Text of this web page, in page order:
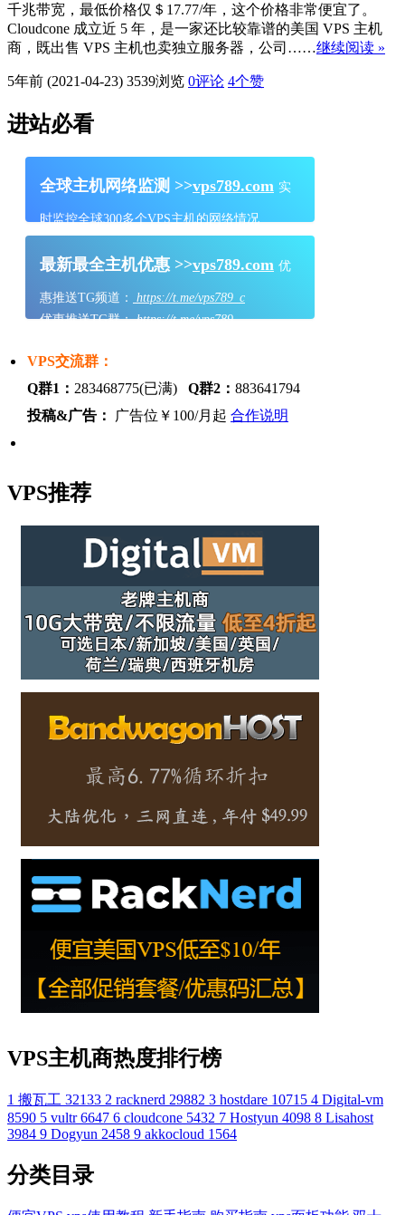
千兆带宽，最低价格仅＄17.77/年，这个价格非常便宜了。
Cloudcone 成立近 5 年，是一家还比较靠谱的美国 VPS 主机
商，既出售 VPS 主机也卖独立服务器，公司……继续阅读 »
5年前 (2021-04-23) 3539浏览 0评论 4个赞
进站必看
全球主机网络监测 >>vps789.com 实
时监控全球300多个VPS主机的网络情况
最新最全主机优惠 >>vps789.com 优
惠推送TG频道：
https://t.me/vps789_c
优惠推送TG群：https://t.me/vps789
VPS交流群：
Q群1： 283468775(已满) Q群2： 883641794
投稿&广告：
广告位￥100/月起 合作说明
VPS推荐
VPS主机商热度排行榜
1 搬瓦工 32133 2 racknerd 29882 3 hostdare 10715 4 Digital-vm
8590 5 vultr 6647 6 cloudcone 5432 7 Hostyun 4098 8 Lisahost
3984 9 Dogyun 2458 9 akkocloud 1564
分类目录